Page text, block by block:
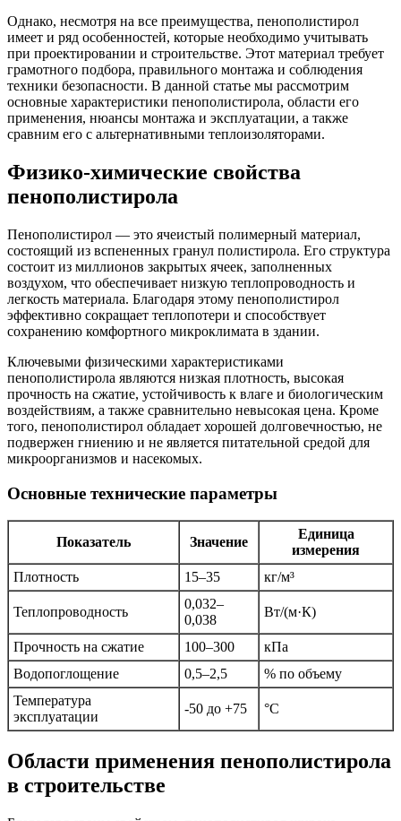
Однако, несмотря на все преимущества, пенополистирол
имеет и ряд особенностей, которые необходимо учитывать
при проектировании и строительстве. Этот материал требует
грамотного подбора, правильного монтажа и соблюдения
техники безопасности. В данной статье мы рассмотрим
основные характеристики пенополистирола, области его
применения, нюансы монтажа и эксплуатации, а также
сравним его с альтернативными теплоизоляторами.
Физико-химические свойства
пенополистирола
Пенополистирол — это ячеистый полимерный материал,
состоящий из вспененных гранул полистирола. Его структура
состоит из миллионов закрытых ячеек, заполненных
воздухом, что обеспечивает низкую теплопроводность и
легкость материала. Благодаря этому пенополистирол
эффективно сокращает теплопотери и способствует
сохранению комфортного микроклимата в здании.
Ключевыми физическими характеристиками
пенополистирола являются низкая плотность, высокая
прочность на сжатие, устойчивость к влаге и биологическим
воздействиям, а также сравнительно невысокая цена. Кроме
того, пенополистирол обладает хорошей долговечностью, не
подвержен гниению и не является питательной средой для
микроорганизмов и насекомых.
Основные технические параметры
Показатель Значение
Единица
измерения
Плотность
15–35 кг/м³
Теплопроводность
0,032–
0,038
Вт/(м·К)
Прочность на сжатие 100–300
кПа
Водопоглощение
0,5–2,5
% по объему
Температура
эксплуатации
-50 до +75 °C
Области применения пенополистирола
в строительстве